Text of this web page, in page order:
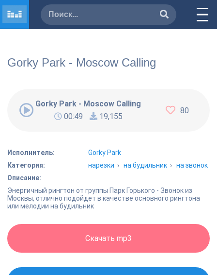
Gorky Park - Moscow Calling
Gorky Park - Moscow Calling
00:49
19,155
80
Исполнитель:
Gorky Park
Категория:
нарезки ›на будильник ›на звонок
Описание:
Энергичный рингтон от группы Парк Горького - Звонок из
Москвы, отлично подойдет в качестве основного рингтона
или мелодии на будильник
Скачать mp3